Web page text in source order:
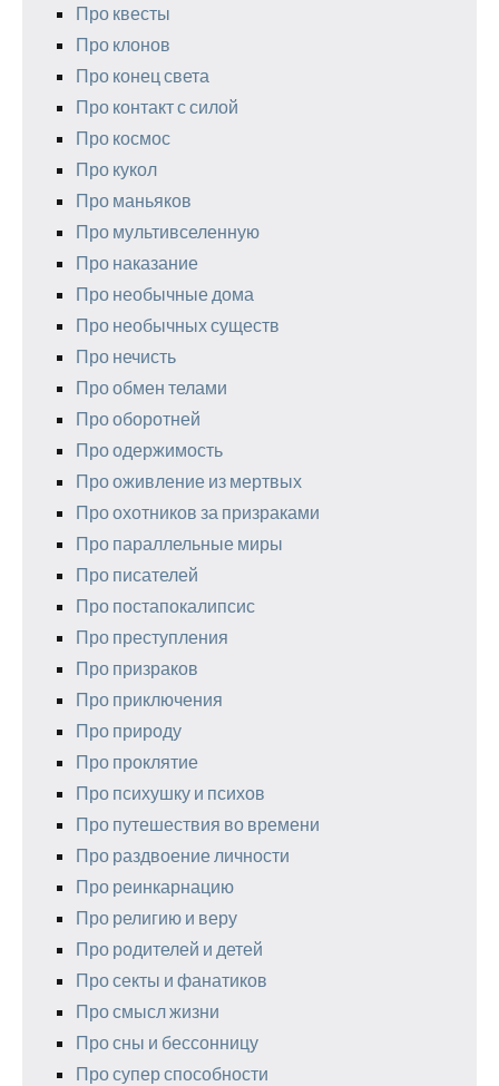
Про квесты
Про клонов
Про конец света
Про контакт с силой
Про космос
Про кукол
Про маньяков
Про мультивселенную
Про наказание
Про необычные дома
Про необычных существ
Про нечисть
Про обмен телами
Про оборотней
Про одержимость
Про оживление из мертвых
Про охотников за призраками
Про параллельные миры
Про писателей
Про постапокалипсис
Про преступления
Про призраков
Про приключения
Про природу
Про проклятие
Про психушку и психов
Про путешествия во времени
Про раздвоение личности
Про реинкарнацию
Про религию и веру
Про родителей и детей
Про секты и фанатиков
Про смысл жизни
Про сны и бессонницу
Про супер способности